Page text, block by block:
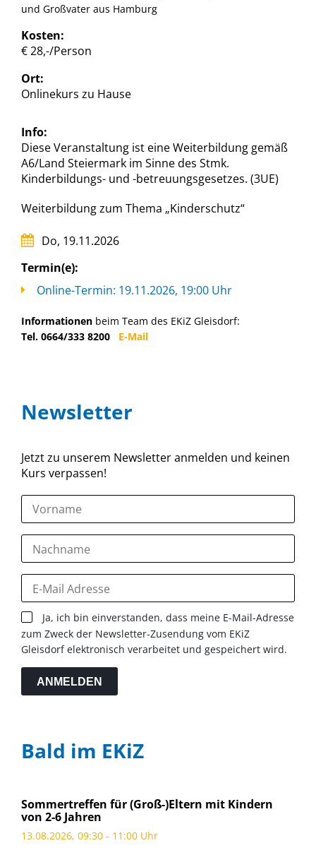
Newsletter
Jetzt zu unserem Newsletter anmelden und keinen
Kurs verpassen!
Ja, ich bin einverstanden, dass meine E-Mail-Adresse
zum Zweck der Newsletter-Zusendung vom EKiZ
Gleisdorf elektronisch verarbeitet und gespeichert wird.
ANMELDEN
Bald im EKiZ
Sommertreffen für (Groß-)Eltern mit Kindern
von 2-6 Jahren
13.08.2026, 09:30 - 11:00 Uhr
und Großvater aus Hamburg
Kosten:
€ 28,-/Person
Ort:
Onlinekurs zu Hause
Info:
Diese Veranstaltung ist eine Weiterbildung gemäß
A6/Land Steiermark im Sinne des Stmk.
Kinderbildungs- und -betreuungsgesetzes. (3UE)
Weiterbildung zum Thema „Kinderschutz“
Do, 19.11.2026
Termin(e):
Online-Termin: 19.11.2026, 19:00 Uhr
Informationen beim Team des EKiZ Gleisdorf:
Tel. 0664/333 8200 E-Mail